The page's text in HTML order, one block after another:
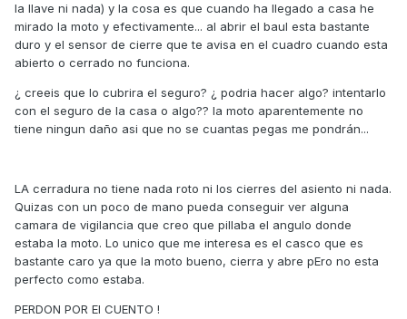
la llave ni nada) y la cosa es que cuando ha llegado a casa he
mirado la moto y efectivamente... al abrir el baul esta bastante
duro y el sensor de cierre que te avisa en el cuadro cuando esta
abierto o cerrado no funciona.
¿ creeis que lo cubrira el seguro? ¿ podria hacer algo? intentarlo
con el seguro de la casa o algo?? la moto aparentemente no
tiene ningun daño asi que no se cuantas pegas me pondrán...
LA cerradura no tiene nada roto ni los cierres del asiento ni nada.
Quizas con un poco de mano pueda conseguir ver alguna
camara de vigilancia que creo que pillaba el angulo donde
estaba la moto. Lo unico que me interesa es el casco que es
bastante caro ya que la moto bueno, cierra y abre pEro no esta
perfecto como estaba.
PERDON POR El CUENTO !